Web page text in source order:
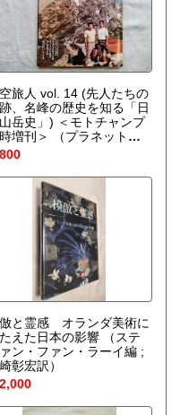
旅人 vol. 14 (先人たちの
、名峰の歴史を知る「日
岳史」) ＜モトチャンプ
増刊＞
（プラネットラ
編）
と霊感 オランダ美術に
えた日本の影響
（ステ
ン・ファン・ラーイ編 ;
彰宏訳）